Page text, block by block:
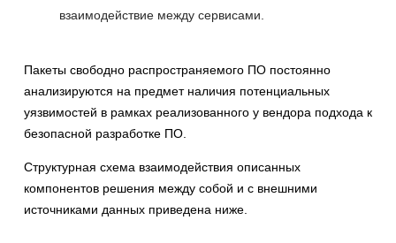
взаимодействие между сервисами.
Пакеты свободно распространяемого ПО постоянно
анализируются на предмет наличия потенциальных
уязвимостей в рамках реализованного у вендора подхода к
безопасной разработке ПО.
Структурная схема взаимодействия описанных
компонентов решения между собой и с внешними
источниками данных приведена ниже.